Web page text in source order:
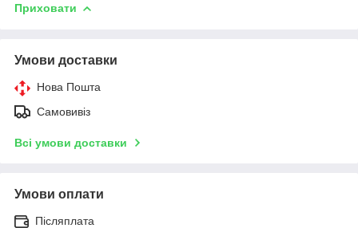
Приховати
Умови доставки
Нова Пошта
Самовивіз
Всі умови доставки
Умови оплати
Післяплата